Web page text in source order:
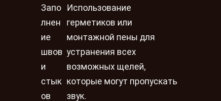
Запо
лнен
ие
швов
и
стык
ов
Использование
герметиков или
монтажной пены для
устранения всех
возможных щелей,
которые могут пропускать
звук.